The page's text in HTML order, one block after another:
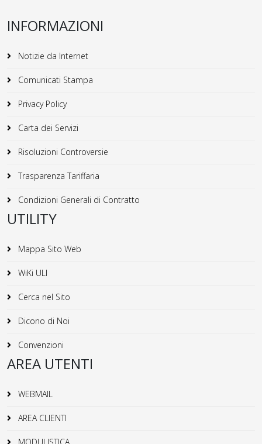
INFORMAZIONI
Notizie da Internet
Comunicati Stampa
Privacy Policy
Carta dei Servizi
Risoluzioni Controversie
Trasparenza Tariffaria
Condizioni Generali di Contratto
UTILITY
Mappa Sito Web
WiKi ULI
Cerca nel Sito
Dicono di Noi
Convenzioni
AREA UTENTI
WEBMAIL
AREA CLIENTI